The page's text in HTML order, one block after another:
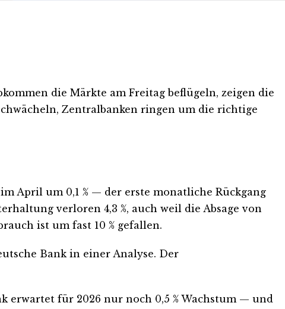
die Märkte am Freitag beflügeln, zeigen die
Zentralbanken ringen um die richtige
April um 0,1 % — der erste monatliche Rückgang
verloren 4,3 %, auch weil die Absage von
ist um fast 10 % gefallen.
Bank in einer Analyse. Der
erwartet für 2026 nur noch 0,5 % Wachstum — und